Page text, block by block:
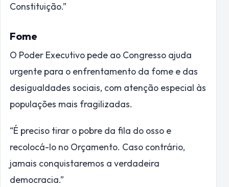
Constituição.”
Fome
O Poder Executivo pede ao Congresso ajuda
urgente para o enfrentamento da fome e das
desigualdades sociais, com atenção especial às
populações mais fragilizadas.
“É preciso tirar o pobre da fila do osso e
recolocá-lo no Orçamento. Caso contrário,
jamais conquistaremos a verdadeira
democracia.”